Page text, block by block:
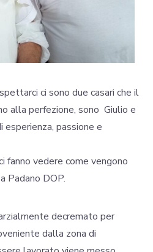
ci sono due casari che il
alla perfezione, sono Giulio e
passione e
fanno vedere come vengono
Padano DOP.
decremato per
dalla zona di